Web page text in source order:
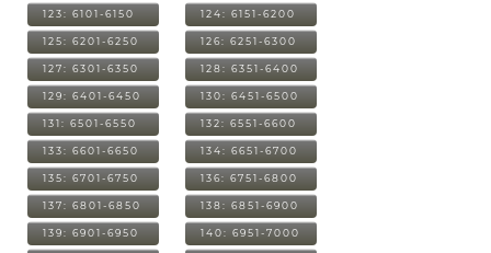
123: 6101-6150 124: 6151-6200
125: 6201-6250 126: 6251-6300
127: 6301-6350 128: 6351-6400
129: 6401-6450 130: 6451-6500
131: 6501-6550 132: 6551-6600
133: 6601-6650 134: 6651-6700
135: 6701-6750 136: 6751-6800
137: 6801-6850 138: 6851-6900
139: 6901-6950 140: 6951-7000